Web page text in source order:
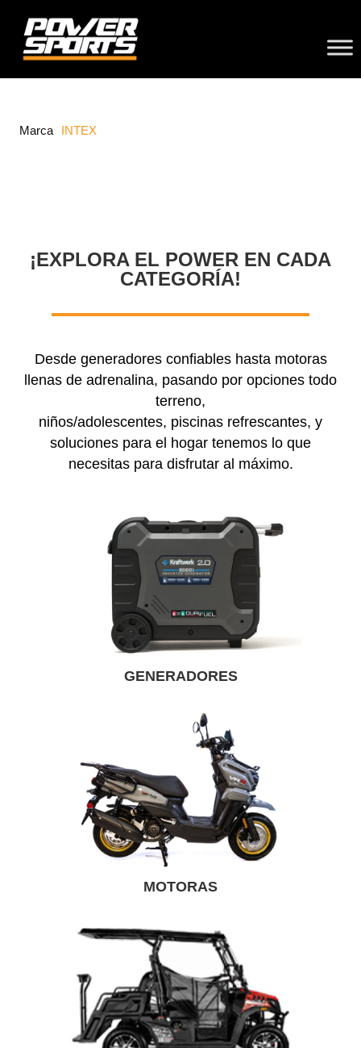
Marca INTEX
¡EXPLORA EL POWER EN CADA
CATEGORÍA!
Desde generadores confiables hasta motoras
llenas de adrenalina, pasando por opciones todo
terreno,
niños/adolescentes, piscinas refrescantes, y
soluciones para el hogar tenemos lo que
necesitas para disfrutar al máximo.
GENERADORES
MOTORAS